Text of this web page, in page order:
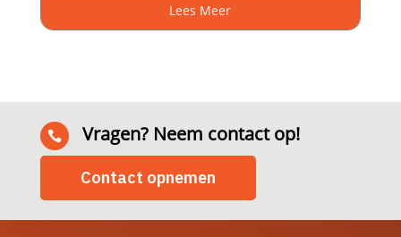
Lees Meer
 Vragen? Neem contact op!
Contact opnemen